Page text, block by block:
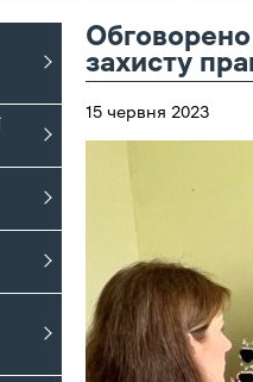
захисту
15 червня 2023